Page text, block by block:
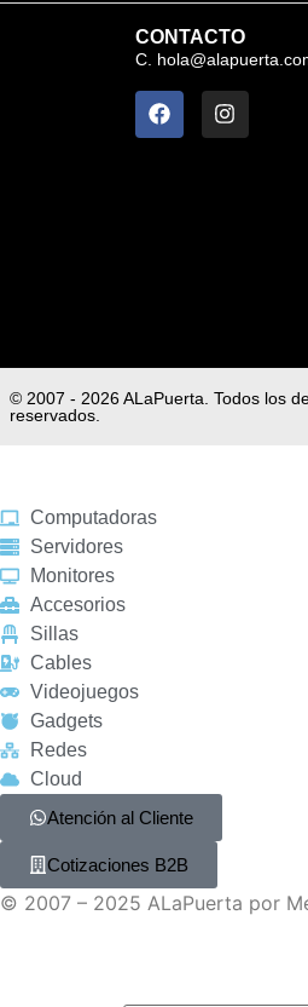
CONTACTO
C.
© 2007 - 2026 ALaPuerta. Todos los
reservados.
Computadoras
Servidores
Monitores
Accesorios
Sillas
Cables
Videojuegos
Gadgets
Redes
Cloud
Atención al Cliente
Cotizaciones B2B
© 2007 – 2025 ALaPuerta por